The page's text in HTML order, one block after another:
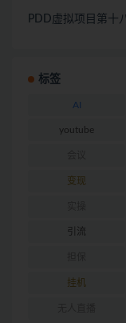
PDD虚拟项目第十
标签
AI
youtube
变现
引流
挂机